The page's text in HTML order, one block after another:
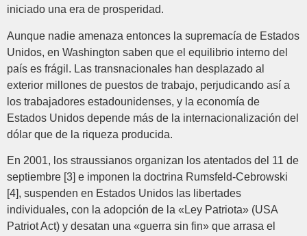
iniciado una era de prosperidad.
Aunque nadie amenaza entonces la supremacía de Estados
Unidos, en Washington saben que el equilibrio interno del
país es frágil. Las transnacionales han desplazado al
exterior millones de puestos de trabajo, perjudicando así a
los trabajadores estadounidenses, y la economía de
Estados Unidos depende más de la internacionalización del
dólar que de la riqueza producida.
En 2001, los straussianos organizan los atentados del 11 de
septiembre [3] e imponen la doctrina Rumsfeld-Cebrowski
[4], suspenden en Estados Unidos las libertades
individuales, con la adopción de la «Ley Patriota» (USA
Patriot Act) y desatan una «guerra sin fin» que arrasa el